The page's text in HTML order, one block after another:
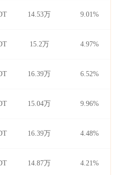
14.53万 9.01%
15.2万 4.97%
16.39万 6.52%
15.04万 9.96%
16.39万 4.48%
14.87万 4.21%